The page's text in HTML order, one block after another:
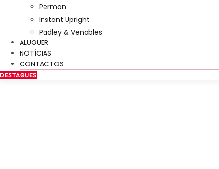
Permon
Instant Upright
Padley & Venables
ALUGUER
NOTÍCIAS
CONTACTOS
DESTAQUES